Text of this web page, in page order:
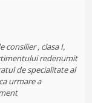
consilier , clasa I,
redenumit
de specialitate al
urmare a